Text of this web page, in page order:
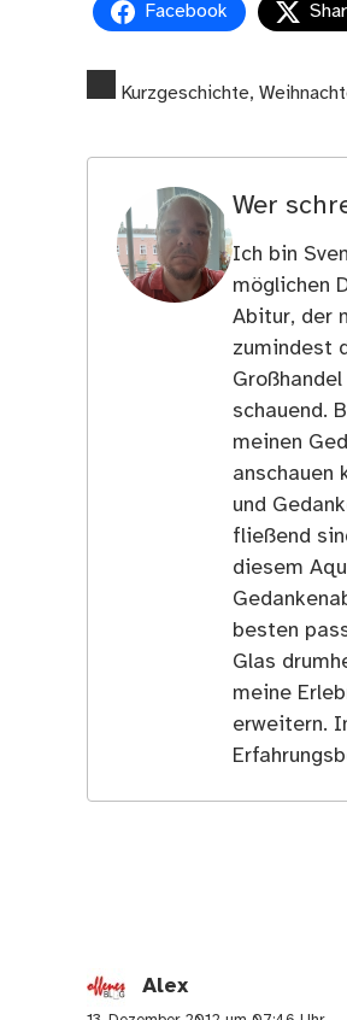
Facebook
Kurzgeschichte,
Wer
Ich bin
möglichen
Abitur, der
zumindest
schauend.
meinen
anschauen
und
fließend
diesem
besten
Glas
meine
erweitern.
Alex